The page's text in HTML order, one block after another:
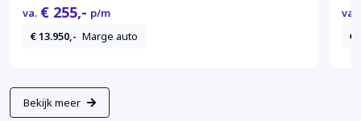
va. € 255,- p/m
€ 13.950,- Marge auto
va.
€
Bekijk meer